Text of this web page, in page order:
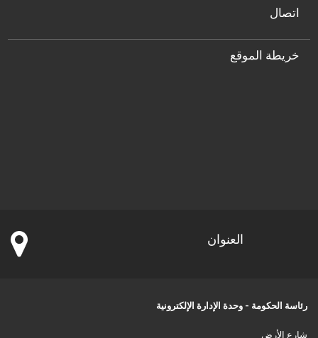
اتصال
خريطة الموقع
العنوان
رئاسة الحكومة - وحدة الإدارة الإلكترونية
شارع الأرض